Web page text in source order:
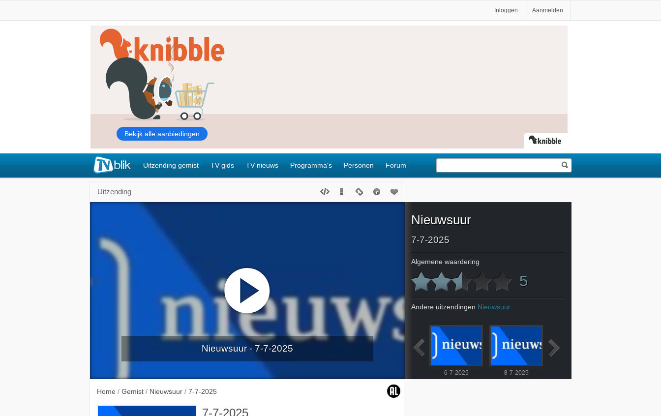
Inloggen Aanmelden
Uitzending gemist TV gids TV nieuws Programma's Personen Forum
Uitzending
Nieuwsuur - 7-7-2025
Home / Gemist / Nieuwsuur / 7-7-2025
7-7-2025
Nieuwsuur
7-7-2025
Algemene waardering
5
Andere uitzendingen Nieuwsuur
6-7-2025 8-7-2025